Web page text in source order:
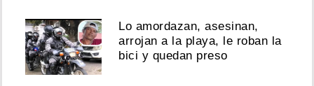
Lo amordazan, asesinan,
arrojan a la playa, le roban la
bici y quedan preso